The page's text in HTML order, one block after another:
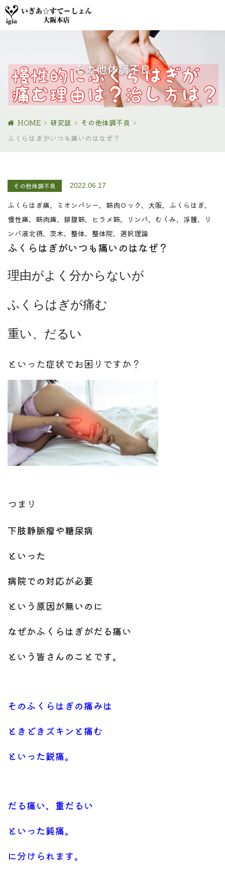
その他体調不良
HOME 研究誌
その他体調不良
ふくらはぎがいつも痛いのはなぜ？
その他体調不良 2022.06.17
ふくらはぎ痛、ミオンパシー、筋肉ロック、大阪、ふくらはぎ、
慢性痛、筋肉痛、腓腹筋、ヒラメ筋、リンパ、むくみ、浮腫、リ
ンパ液北摂、茨木、整体、整体院、選択理論
ふくらはぎがいつも痛いのはなぜ？
理由がよく分からないが
ふくらはぎが痛む
重い、だるい
といった症状でお困りですか？
つまり
下肢静脈瘤や糖尿病
といった
病院での対応が必要
という原因が無いのに
なぜかふくらはぎがだる痛い
という皆さんのことです。
そのふくらはぎの痛みは
ときどきズキンと痛む
といった鋭痛。
だる痛い、重だるい
といった鈍痛。
に分けられます。